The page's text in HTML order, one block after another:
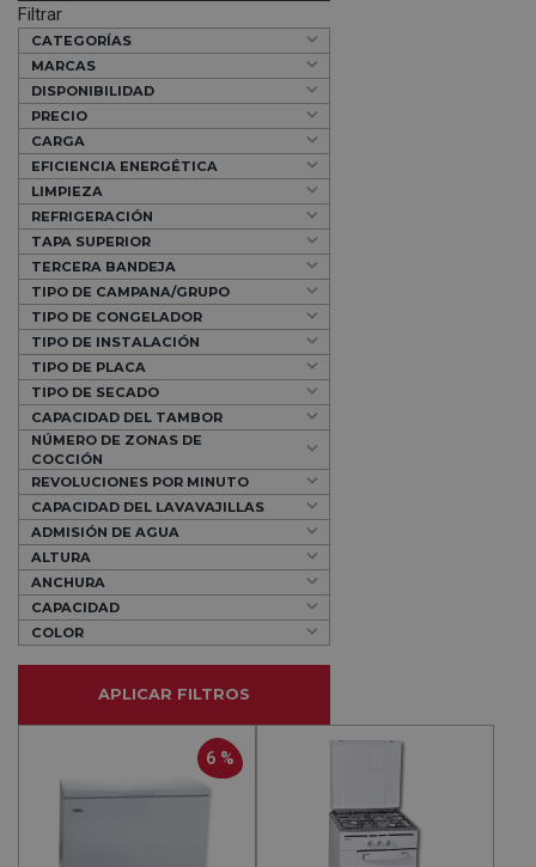
Filtrar
CATEGORÍAS
MARCAS
DISPONIBILIDAD
PRECIO
CARGA
EFICIENCIA ENERGÉTICA
LIMPIEZA
REFRIGERACIÓN
TAPA SUPERIOR
TERCERA BANDEJA
TIPO DE CAMPANA/GRUPO
TIPO DE CONGELADOR
TIPO DE INSTALACIÓN
TIPO DE PLACA
TIPO DE SECADO
CAPACIDAD DEL TAMBOR
NÚMERO DE ZONAS DE
COCCIÓN
REVOLUCIONES POR MINUTO
CAPACIDAD DEL LAVAVAJILLAS
ADMISIÓN DE AGUA
ALTURA
ANCHURA
CAPACIDAD
COLOR
APLICAR FILTROS
6 %